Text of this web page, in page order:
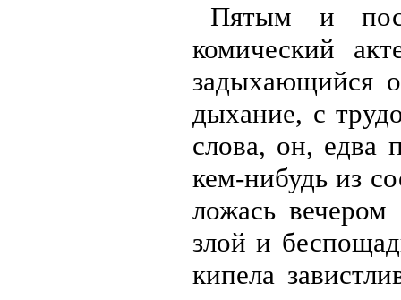
Пятым и
комический
задыхающийся
дыхание, с
слова, он, едва
кем-нибудь из
ложась
злой и
кипела